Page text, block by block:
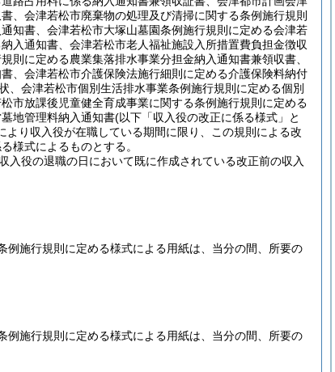
、会津若松市廃棄物の処理及び清掃に関する条例施行規則
知書、会津若松市大塚山墓園条例施行規則に定める会津若
入通知書、会津若松市老人福祉施設入所措置費負担金徴収
に定める農業集落排水事業分担金納入通知書兼領収書、
、会津若松市介護保険法施行細則に定める介護保険料納付
会津若松市個別生活排水事業条例施行規則に定める個別
市放課後児童健全育成事業に関する条例施行規則に定める
地管理料納入通知書(以下「収入役の改正に係る様式」と
より収入役が在職している期間に限り、この規則による改
様式によるものとする。
入役の退職の日において既に作成されている改正前の収入
施行規則に定める様式による用紙は、当分の間、所要の
施行規則に定める様式による用紙は、当分の間、所要の